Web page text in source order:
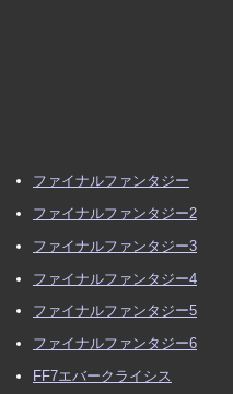
ファイナルファンタジー
ファイナルファンタジー2
ファイナルファンタジー3
ファイナルファンタジー4
ファイナルファンタジー5
ファイナルファンタジー6
FF7エバークライシス